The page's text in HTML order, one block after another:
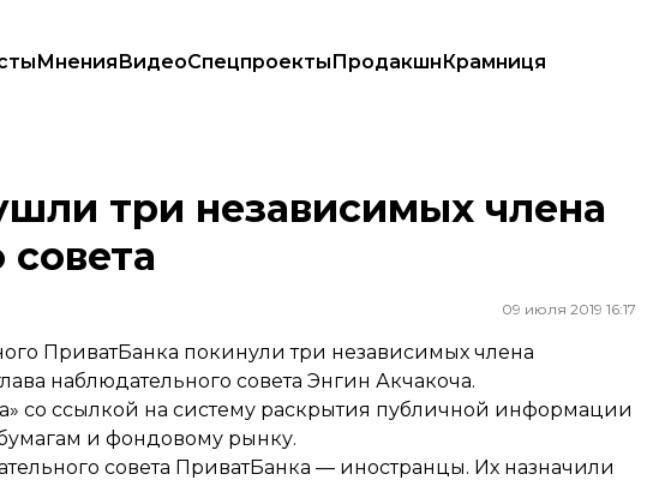
МненияВидеоСпецпроектыПродакшнКрамниця
совета
три независимых члена
09 июля 2019 16:17
ПриватБанка покинули три независимых члена
наблюдательного совета Энгин Акчакоча.
со ссылкой на систему раскрытия публичной информации
и фондовому рынку.
совета ПриватБанка — иностранцы. Их назначили